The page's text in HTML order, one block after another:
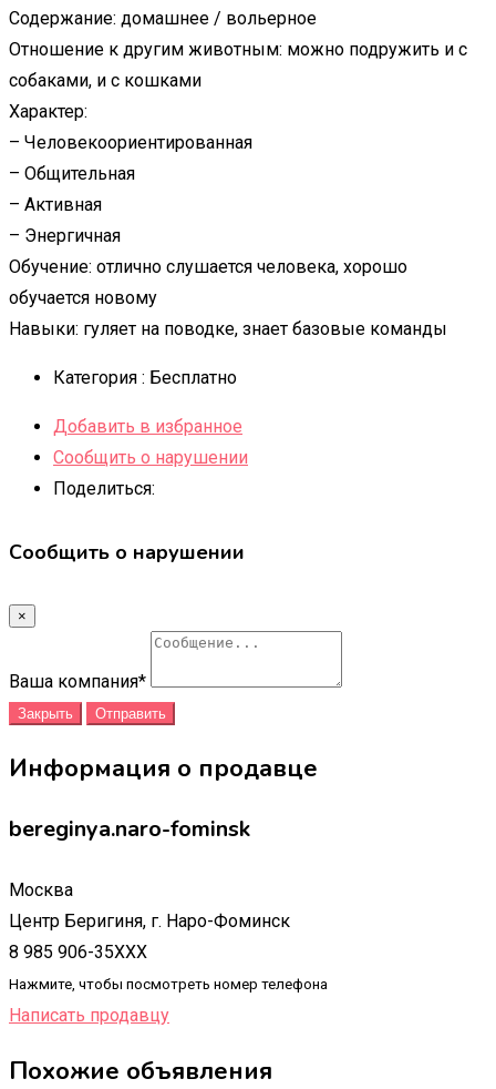
Содержание: домашнее / вольерное
Отношение к другим животным: можно подружить и с
собаками, и с кошками
Характер:
– Человекоориентированная
– Общительная
– Активная
– Энергичная
Обучение: отлично слушается человека, хорошо
обучается новому
Навыки: гуляет на поводке, знает базовые команды
Категория : Бесплатно
Добавить в избранное
Сообщить о нарушении
Поделиться:
Сообщить о нарушении
×
Ваша компания*
Закрыть Отправить
Информация о продавце
bereginya.naro-fominsk
Москва
Центр Беригиня, г. Наро-Фоминск
8 985 906-35XXX
Нажмите, чтобы посмотреть номер телефона
Написать продавцу
Похожие объявления